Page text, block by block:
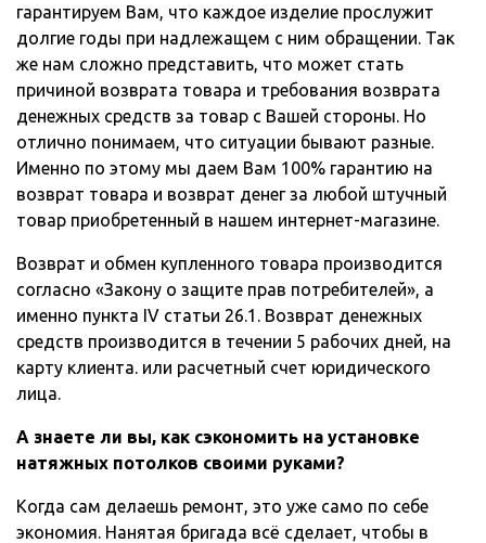
гарантируем Вам, что каждое изделие прослужит
долгие годы при надлежащем с ним обращении. Так
же нам сложно представить, что может стать
причиной возврата товара и требования возврата
денежных средств за товар с Вашей стороны. Но
отлично понимаем, что ситуации бывают разные.
Именно по этому мы даем Вам 100% гарантию на
возврат товара и возврат денег за любой штучный
товар приобретенный в нашем интернет-магазине.
Возврат и обмен купленного товара производится
согласно «Закону о защите прав потребителей», а
именно пункта IV статьи 26.1. Возврат денежных
средств производится в течении 5 рабочих дней, на
карту клиента. или расчетный счет юридического
лица.
А знаете ли вы, как сэкономить на установке
натяжных потолков своими руками?
Когда сам делаешь ремонт, это уже само по себе
экономия. Нанятая бригада всё сделает, чтобы в